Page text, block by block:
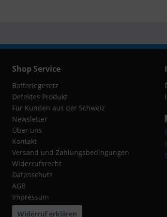
Shop Service
Batteriegesetz
Defektes Produkt
Für Kunden aus der Schweiz
Newsletter
Über uns
Kontakt
Versand und Zahlungsbedingungen
Widerrufsrecht
Datenschutz
AGB
Impressum
Widerruf erklären